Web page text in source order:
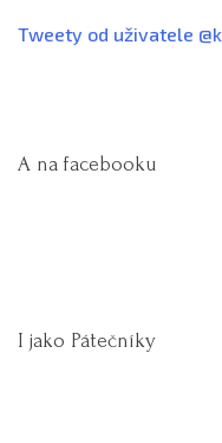
Tweety od uživatele
A na facebooku
I jako Pátečníky